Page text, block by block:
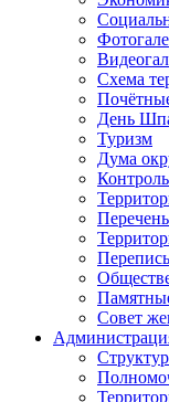
Схема
День
Туризм
Дума
Совет